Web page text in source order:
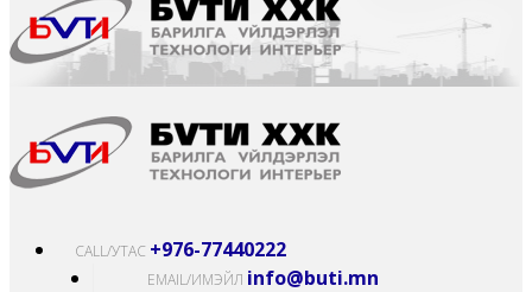
CALL/УТАС +976-77440222
EMAIL/ИМЭЙЛ info@buti.mn